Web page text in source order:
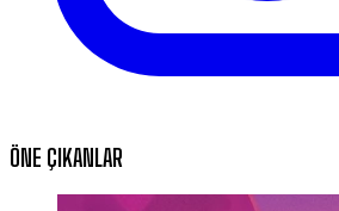
ÖNE ÇIKANLAR